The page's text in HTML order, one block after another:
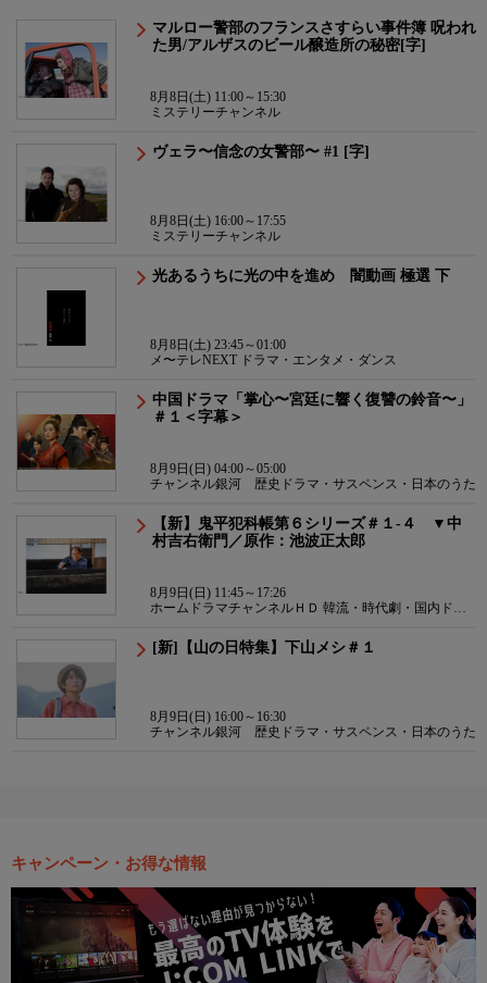
マルロー警部のフランスさすらい事件簿 呪われ
た男/アルザスのビール醸造所の秘密[字]
8月8日(土) 11:00～15:30
ミステリーチャンネル
ヴェラ〜信念の女警部〜 #1 [字]
8月8日(土) 16:00～17:55
ミステリーチャンネル
光あるうちに光の中を進め 闇動画 極選 下
8月8日(土) 23:45～01:00
メ〜テレNEXT ドラマ・エンタメ・ダンス
中国ドラマ「掌心〜宮廷に響く復讐の鈴音〜」
＃１＜字幕＞
8月9日(日) 04:00～05:00
チャンネル銀河 歴史ドラマ・サスペンス・日本のうた
【新】鬼平犯科帳第６シリーズ＃１-４ ▼中
村吉右衛門／原作：池波正太郎
8月9日(日) 11:45～17:26
ホームドラマチャンネルＨＤ 韓流・時代劇・国内ドラ
[新]【山の日特集】下山メシ＃１
8月9日(日) 16:00～16:30
チャンネル銀河 歴史ドラマ・サスペンス・日本のうた
キャンペーン・お得な情報